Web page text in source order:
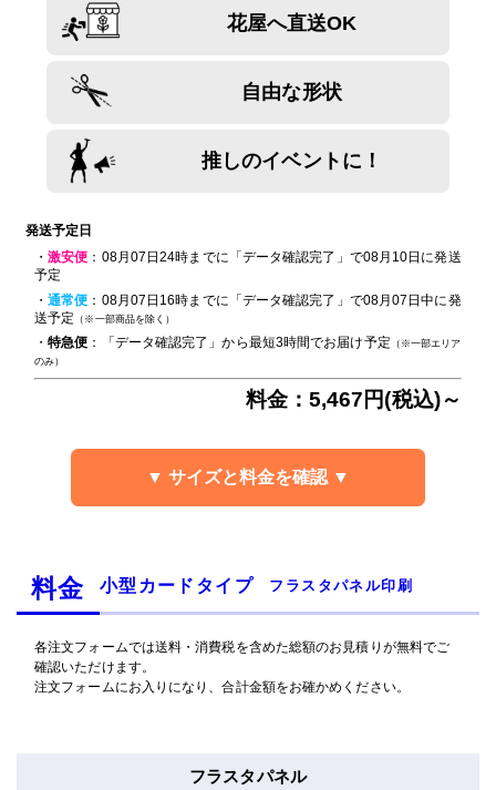
花屋へ直送OK
自由な形状
推しのイベントに！
発送予定日
・激安便 ：08月07日24時までに「データ確認完了」で08月10日に発送
予定
・通常便 ：08月07日16時までに「データ確認完了」で08月07日中に発
送予定 （※一部商品を除く）
・特急便 ：「データ確認完了」から最短3時間でお届け予定 （※一部エリア
のみ）
料金：5,467円(税込)～
▼ サイズと料金を確認 ▼
料金 小型カードタイプ フラスタパネル印刷
各注文フォームでは送料・消費税を含めた総額のお見積りが無料でご
確認いただけます。
注文フォームにお入りになり、合計金額をお確かめください。
フラスタパネル